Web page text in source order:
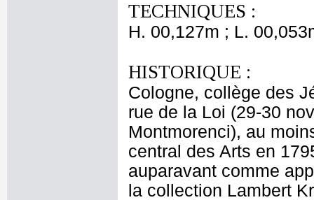
TECHNIQUES :
H. 00,127m ; L.
HISTORIQUE :
Cologne, collège des
rue de la Loi (29-30
Montmorenci), au
central des Arts en
auparavant comme
la collection Lambert